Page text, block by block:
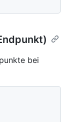
bei